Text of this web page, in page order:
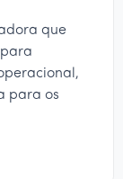
que
para os